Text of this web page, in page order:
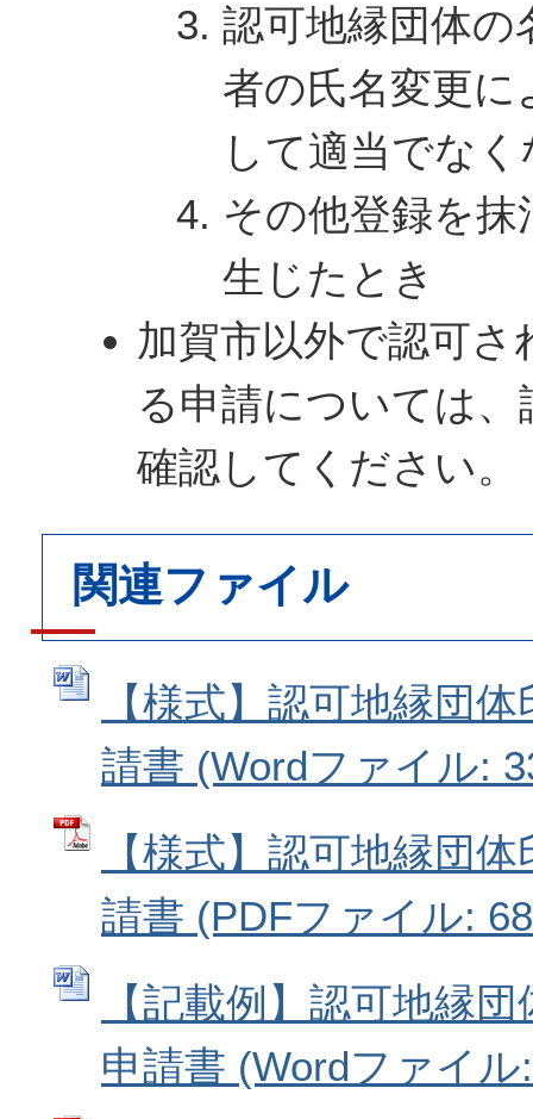
認可地縁団体の
者の氏名変更に
して適当でな
その他登録を
生じたとき
加賀市以外で認可さ
る申請については
確認してください。
関連ファイル
【様式】認可地縁団
請書 (Wordファイル:
【様式】認可地縁団
請書 (PDFファイル:
【記載例】認可地縁
申請書 (Wordファイル